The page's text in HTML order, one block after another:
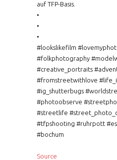
auf TFP-Basis.
•
•
•
#lookslikefilm
#folkphotography
#creative_portraits
#fromstreetwithlove
#ig_shutterbugs
#photoobserve
#streetlife
#tfpshooting #ruhrpott
#bochum
Source